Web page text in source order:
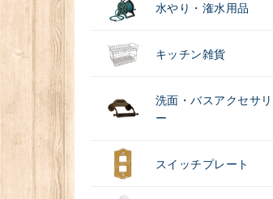
水やり・潅水用品
キッチン雑貨
洗面・バスアクセサリ
ー
スイッチプレート